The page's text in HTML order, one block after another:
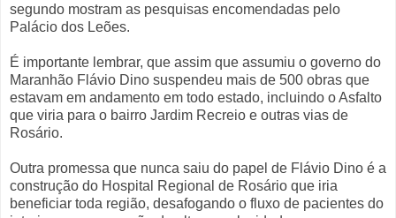
segundo mostram as pesquisas encomendadas pelo
Palácio dos Leões.
É importante lembrar, que assim que assumiu o governo do
Maranhão Flávio Dino suspendeu mais de 500 obras que
estavam em andamento em todo estado, incluindo o Asfalto
que viria para o bairro Jardim Recreio e outras vias de
Rosário.
Outra promessa que nunca saiu do papel de Flávio Dino é a
construção do Hospital Regional de Rosário que iria
beneficiar toda região, desafogando o fluxo de pacientes do